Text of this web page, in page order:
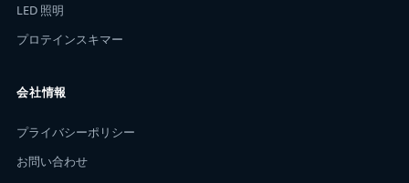
LED 照明
プロテインスキマー
会社情報
プライバシーポリシー
お問い合わせ